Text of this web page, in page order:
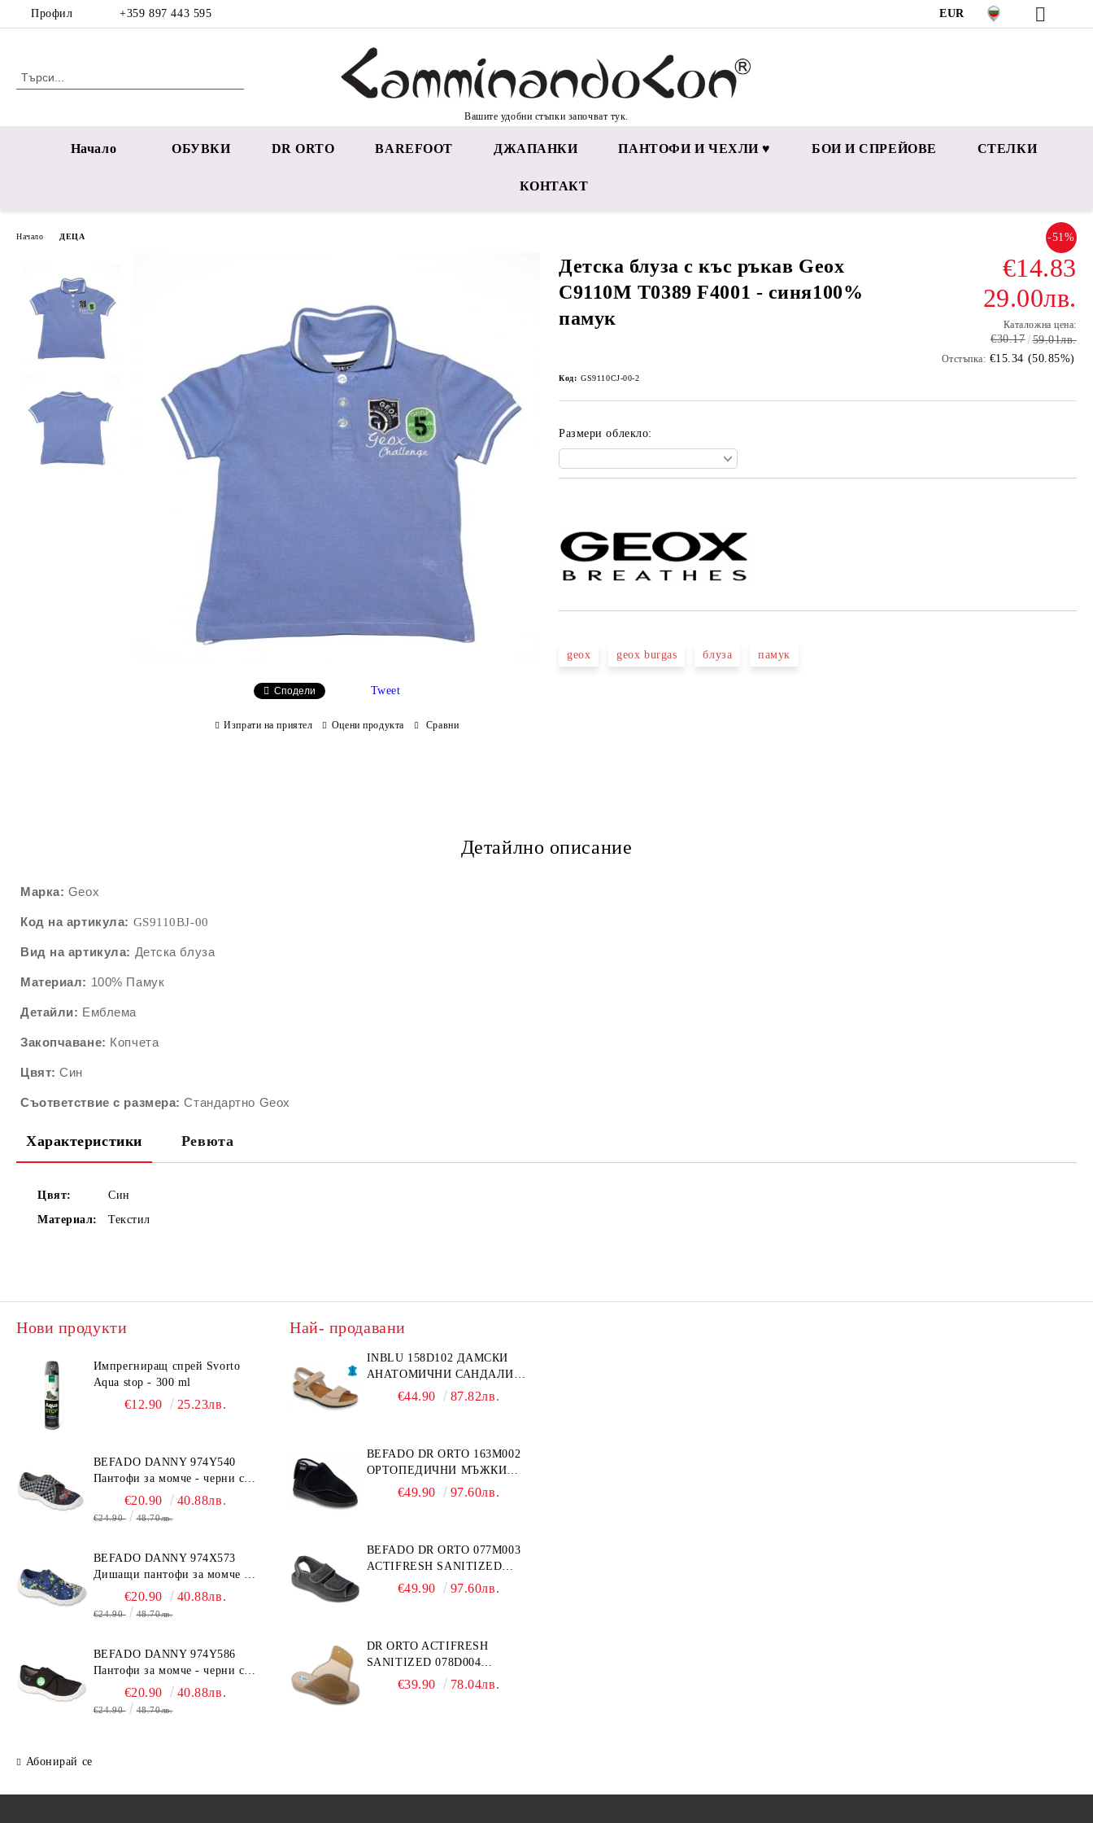
Профил +359 897 443 595 EUR
Вашите удобни стъпки започват тук.
Начало ОБУВКИ DR ORTO BAREFOOT ДЖАПАНКИ ПАНТОФИ И ЧЕХЛИ ♥ БОИ И СПРЕЙОВЕ СТЕЛКИ
КОНТАКТ
Начало ДЕЦА
Детска блуза с къс ръкав Geox
C9110M T0389 F4001 - синя100%
памук
-51%
€14.83
29.00лв.
Каталожна цена:
€30.17 59.01лв.
Отстъпка: €15.34 (50.85%)
Код: GS9110CJ-00-2
Размери облекло:
geox geox burgas блуза памук
Сподели Tweet
Изпрати на приятел Оцени продукта Сравни
Детайлно описание
Марка: Geox
Код на артикула: GS9110BJ-00
Вид на артикула: Детска блуза
Материал: 100% Памук
Детайли: Емблема
Закопчаване: Копчета
Цвят:Син
Съответствие с размера:Стандартно Geox
Характеристики Ревюта
Цвят:
Син
Материал:
Текстил
Нови продукти
Импрегниращ спрей Svorto
Aqua stop - 300 ml
€12.90 25.23лв.
BEFADO DANNY 974Y540
Пантофи за момче - черни с
€20.90 40.88лв.
€24.90 48.70лв.
BEFADO DANNY 974X573
Дишащи пантофи за момче -
сини с топка
€20.90 40.88лв.
€24.90 48.70лв.
BEFADO DANNY 974Y586
Пантофи за момче - черни с
динозавър€20.90 40.88лв.
€24.90 48.70лв.
Абонирай се
Най- продавани
INBLU 158D102 ДАМСКИ
АНАТОМИЧНИ САНДАЛИ
ОТ ЕСТЕСТВЕНА КОЖА,
€44.90 87.82лв.
BEFADO DR ORTO 163M002
ОРТОПЕДИЧНИ МЪЖКИ
ОБУВКИ ЗА ГИПСИРАН ИЛИ
€49.90 97.60лв.
BEFADO DR ORTO 077M003
ACTIFRESH SANITIZED
ОРТОПЕДИЧНИ САНДАЛИ
€49.90 97.60лв.
DR ORTO ACTIFRESH
SANITIZED 078D004
ОРТОПЕДИЧНИ ДАМСКИ
€39.90 78.04лв.